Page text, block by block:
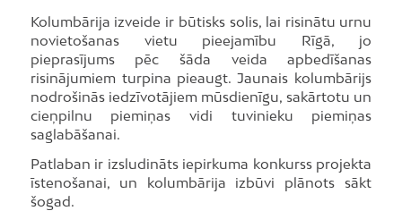
Kolumbārija izveide ir būtisks solis, lai risinātu urnu
novietošanas vietu pieejamību Rīgā, jo
pieprasījums pēc šāda veida apbedīšanas
risinājumiem turpina pieaugt. Jaunais kolumbārijs
nodrošinās iedzīvotājiem mūsdienīgu, sakārtotu un
cieņpilnu piemiņas vidi tuvinieku piemiņas
saglabāšanai.
Patlaban ir izsludināts iepirkuma konkurss projekta
īstenošanai, un kolumbārija izbūvi plānots sākt
šogad.